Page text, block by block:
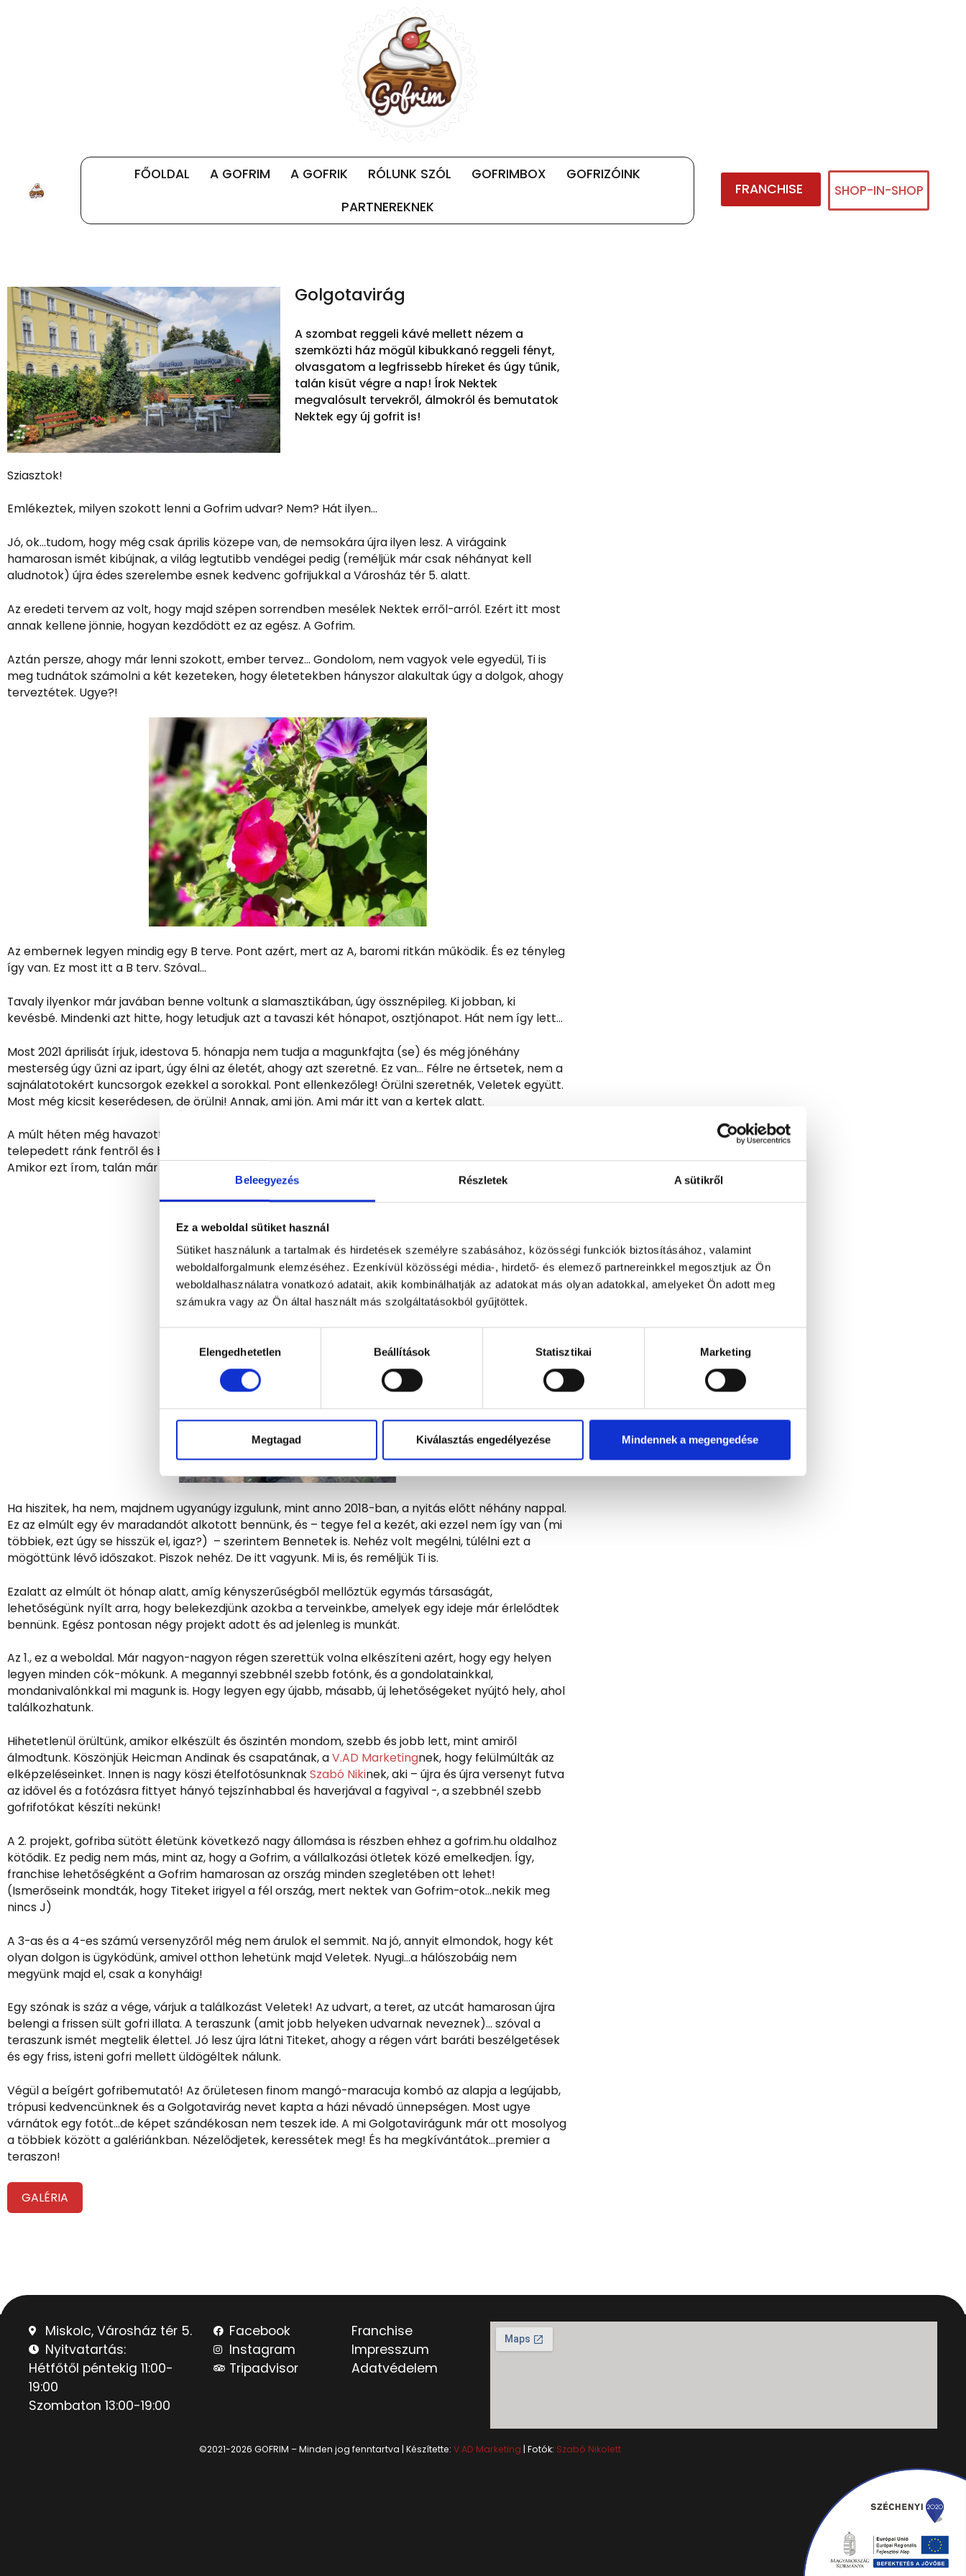
Beleegyezés Részletek A sütikről
Ez a weboldal sütiket használ
Sütiket használunk a tartalmak és hirdetések személyre szabásához, közösségi funkciók biztosításához, valamint
weboldalforgalmunk elemzéséhez. Ezenkívül közösségi média-, hirdető- és elemező partnereinkkel megosztjuk az Ön
weboldalhasználatra vonatkozó adatait, akik kombinálhatják az adatokat más olyan adatokkal, amelyeket Ön adott meg
számukra vagy az Ön által használt más szolgáltatásokból gyűjtöttek.
kiválasztásaElengedhetetlen Beállítások Statisztikai Marketing
Megtagad Kiválasztás engedélyezése Mindennek a megengedése
FŐOLDAL A GOFRIM A GOFRIK RÓLUNK SZÓL GOFRIMBOX
GOFRIZÓINK
PARTNEREKNEK
FRANCHISE SHOP-IN-SHOP
Golgotavirág
A szombat reggeli kávé mellett nézem a
szemközti ház mögül kibukkanó reggeli fényt,
olvasgatom a legfrissebb híreket és úgy tűnik,
talán kisüt végre a nap! Írok Nektek
megvalósult tervekről, álmokról és bemutatok
Nektek egy új gofrit is!
Sziasztok!
Emlékeztek, milyen szokott lenni a Gofrim udvar? Nem? Hát ilyen…
Jó, ok…tudom, hogy még csak április közepe van, de nemsokára újra ilyen lesz. A virágaink
hamarosan ismét kibújnak, a világ legtutibb vendégei pedig (reméljük már csak néhányat kell
aludnotok) újra édes szerelembe esnek kedvenc gofrijukkal a Városház tér 5. alatt.
Az eredeti tervem az volt, hogy majd szépen sorrendben mesélek Nektek erről-arról. Ezért itt most
annak kellene jönnie, hogyan kezdődött ez az egész. A Gofrim.
Aztán persze, ahogy már lenni szokott, ember tervez… Gondolom, nem vagyok vele egyedül, Ti is
meg tudnátok számolni a két kezeteken, hogy életetekben hányszor alakultak úgy a dolgok, ahogy
terveztétek. Ugye?!
Az embernek legyen mindig egy B terve. Pont azért, mert az A, baromi ritkán működik. És ez tényleg
így van. Ez most itt a B terv. Szóval…
Tavaly ilyenkor már javában benne voltunk a slamasztikában, úgy össznépileg. Ki jobban, ki
kevésbé. Mindenki azt hitte, hogy letudjuk azt a tavaszi két hónapot, osztjónapot. Hát nem így lett…
Most 2021 áprilisát írjuk, idestova 5. hónapja nem tudja a magunkfajta (se) és még jónéhány
mesterség úgy űzni az ipart, úgy élni az életét, ahogy azt szeretné. Ez van… Félre ne értsetek, nem a
sajnálatotokért kuncsorgok ezekkel a sorokkal. Pont ellenkezőleg! Örülni szeretnék, Veletek együtt.
Most még kicsit keserédesen, de örülni! Annak, ami jön. Ami már itt van a kertek alatt.
A múlt héten még havazott és hetek, hónapok óta nehéz, szürke felhők végtelen tengere
telepedett ránk fentről és bennünk belülről egyaránt. De most talán tényleg kisüt végre a nap.
Amikor ezt írom, talán már csak néhány nap választ el minket attól, hogy újra találkozzunk.
Ha hiszitek, ha nem, majdnem ugyanúgy izgulunk, mint anno 2018-ban, a nyitás előtt néhány nappal.
Ez az elmúlt egy év maradandót alkotott bennünk, és – tegye fel a kezét, aki ezzel nem így van (mi
többiek, ezt úgy se hisszük el, igaz?) – szerintem Bennetek is. Nehéz volt megélni, túlélni ezt a
mögöttünk lévő időszakot. Piszok nehéz. De itt vagyunk. Mi is, és reméljük Ti is.
Ezalatt az elmúlt öt hónap alatt, amíg kényszerűségből mellőztük egymás társaságát,
lehetőségünk nyílt arra, hogy belekezdjünk azokba a terveinkbe, amelyek egy ideje már érlelődtek
bennünk. Egész pontosan négy projekt adott és ad jelenleg is munkát.
Az 1., ez a weboldal. Már nagyon-nagyon régen szerettük volna elkészíteni azért, hogy egy helyen
legyen minden cók-mókunk. A megannyi szebbnél szebb fotónk, és a gondolatainkkal,
mondanivalónkkal mi magunk is. Hogy legyen egy újabb, másabb, új lehetőségeket nyújtó hely, ahol
találkozhatunk.
Hihetetlenül örültünk, amikor elkészült és őszintén mondom, szebb és jobb lett, mint amiről
álmodtunk. Köszönjük Heicman Andinak és csapatának, aV.AD Marketingnek, hogy felülmúlták az
elképzeléseinket. Innen is nagy köszi ételfotósunknakSzabó Nikinek, aki – újra és újra versenyt futva
az idővel és a fotózásra fittyet hányó tejszínhabbal és haverjával a fagyival -, a szebbnél szebb
gofrifotókat készíti nekünk!
A 2. projekt, gofriba sütött életünk következő nagy állomása is részben ehhez a gofrim.hu oldalhoz
kötődik. Ez pedig nem más, mint az, hogy a Gofrim, a vállalkozási ötletek közé emelkedjen. Így,
franchise lehetőségként a Gofrim hamarosan az ország minden szegletében ott lehet!
(Ismerőseink mondták, hogy Titeket irigyel a fél ország, mert nektek van Gofrim-otok…nekik meg
nincs J)
A 3-as és a 4-es számú versenyzőről még nem árulok el semmit. Na jó, annyit elmondok, hogy két
olyan dolgon is ügyködünk, amivel otthon lehetünk majd Veletek. Nyugi…a hálószobáig nem
megyünk majd el, csak a konyháig!
Egy szónak is száz a vége, várjuk a találkozást Veletek! Az udvart, a teret, az utcát hamarosan újra
belengi a frissen sült gofri illata. A teraszunk (amit jobb helyeken udvarnak neveznek)… szóval a
teraszunk ismét megtelik élettel. Jó lesz újra látni Titeket, ahogy a régen várt baráti beszélgetések
és egy friss, isteni gofri mellett üldögéltek nálunk.
Végül a beígért gofribemutató! Az őrületesen finom mangó-maracuja kombó az alapja a legújabb,
trópusi kedvencünknek és a Golgotavirág nevet kapta a házi névadó ünnepségen. Most ugye
várnátok egy fotót…de képet szándékosan nem teszek ide. A mi Golgotavirágunk már ott mosolyog
a többiek között a galériánkban. Nézelődjetek, keressétek meg! És ha megkívántátok…premier a
teraszon!
GALÉRIA
Miskolc, Városház tér 5.
Nyitvatartás:
Hétfőtől péntekig 11:00-
19:00
Szombaton 13:00-19:00
Facebook
Instagram
Tripadvisor
Franchise
Impresszum
Adatvédelem
©2021-2026 GOFRIM – Minden jog fenntartva | Készítette: V.AD Marketing | Fotók: Szabó Nikolett